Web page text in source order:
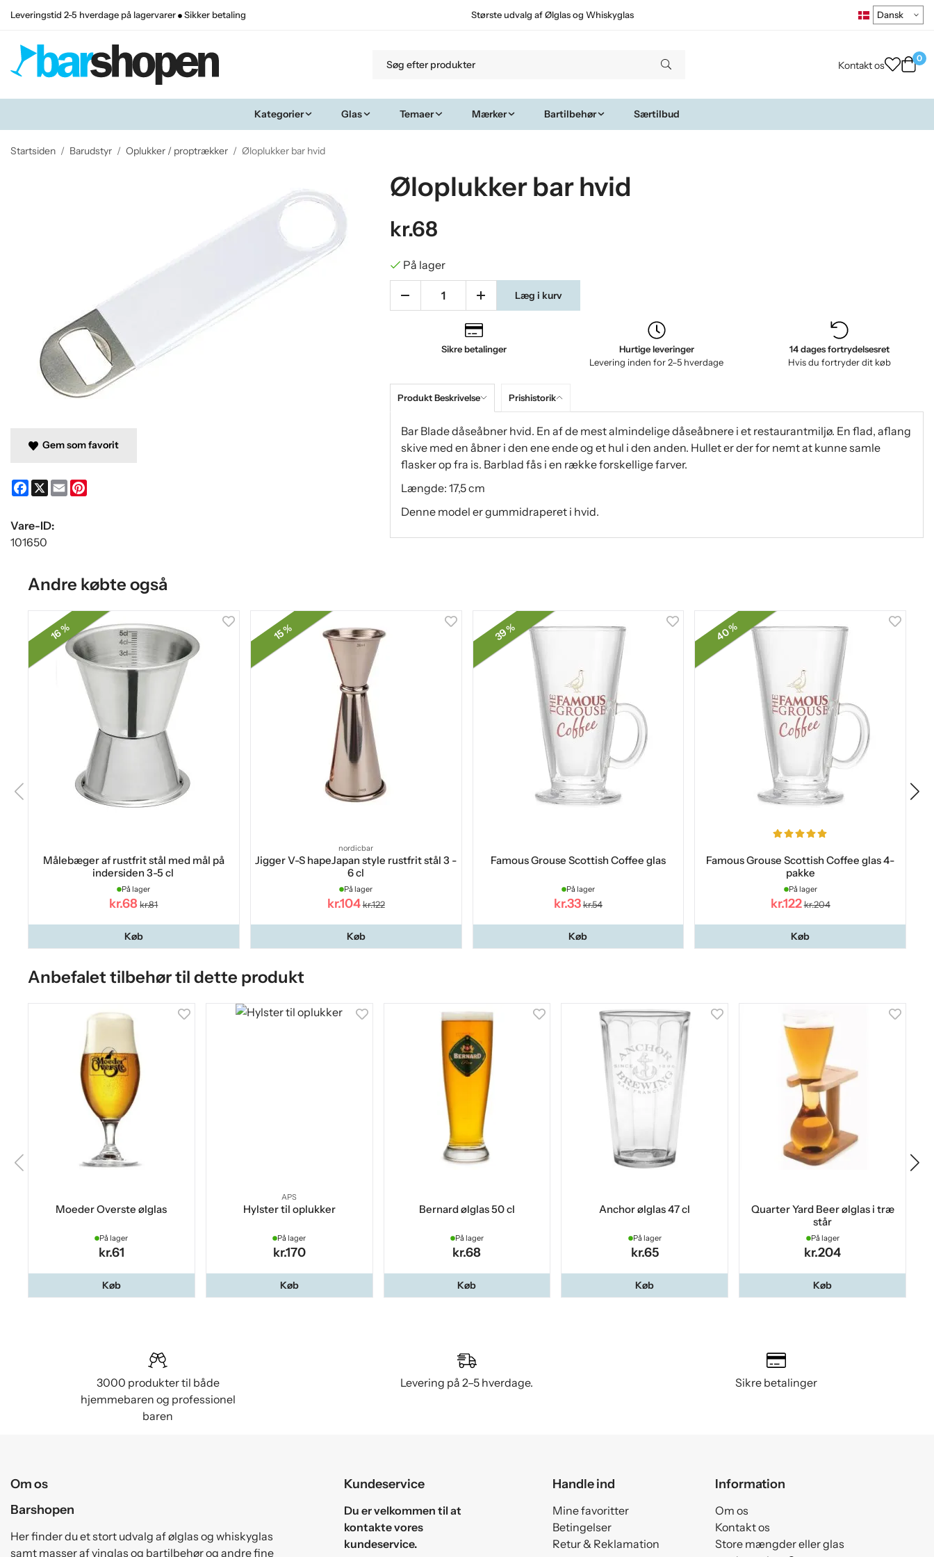
Leveringstid 2-5 hverdage på lagervarer Sikker betaling Største udvalg af Ølglas og Whiskyglas
Kontakt os
0
Kategorier Glas Temaer Mærker Bartilbehør Særtilbud
Startsiden / Barudstyr / Oplukker / proptrækker / Øloplukker bar hvid
Øloplukker bar hvid
kr.68
På lager
Læg i kurv
Sikre betalinger
Hurtige leveringer
Levering inden for 2–5 hverdage
14 dages fortrydelsesret
Hvis du fortryder dit køb
Produkt Beskrivelse Prishistorik
Bar Blade dåseåbner hvid. En af de mest almindelige dåseåbnere i et restaurantmiljø. En flad, aflang
skive med en åbner i den ene ende og et hul i den anden. Hullet er der for nemt at kunne samle
flasker op fra is. Barblad fås i en række forskellige farver.
Længde: 17,5 cm
Denne model er gummidraperet i hvid.
Gem som favorit
Facebook
X Email
Vare-ID:
101650
Andre købte også
16 %
Målebæger af rustfrit stål med mål på
indersiden 3-5 cl
På lager
kr.68 kr.81
Køb
15 %
nordicbar
Jigger V-S hapeJapan style rustfrit stål 3 -
6 cl
På lager
kr.104 kr.122
Køb
39 %
Famous Grouse Scottish Coffee glas
På lager
kr.33 kr.54
Køb
40 %
Famous Grouse Scottish Coffee glas 4-
pakke
På lager
kr.122 kr.204
Køb
Anbefalet tilbehør til dette produkt
Moeder Overste ølglas
På lager
kr.61
Køb
APS
Hylster til oplukker
På lager
kr.170
Køb
Bernard ølglas 50 cl
På lager
kr.68
Køb
Anchor ølglas 47 cl
På lager
kr.65
Køb
Quarter Yard Beer ølglas i træ
står
På lager
kr.204
Køb
3000 produkter til både
hjemmebaren og professionel
baren
Levering på 2–5 hverdage. Sikre betalinger
Om os
Barshopen
Her finder du et stort udvalg af ølglas og whiskyglas
samt masser af vinglas og bartilbehør og andre fine
Kundeservice
Du er velkommen til at
kontakte vores
kundeservice.
Handle ind
Mine favoritter
Betingelser
Retur & Reklamation
Information
Om os
Kontakt os
Store mængder eller glas